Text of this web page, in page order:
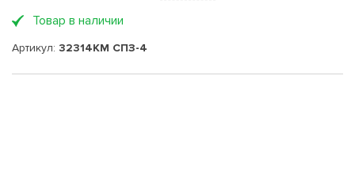
Товар в наличии
Артикул: 32314КМ СПЗ-4